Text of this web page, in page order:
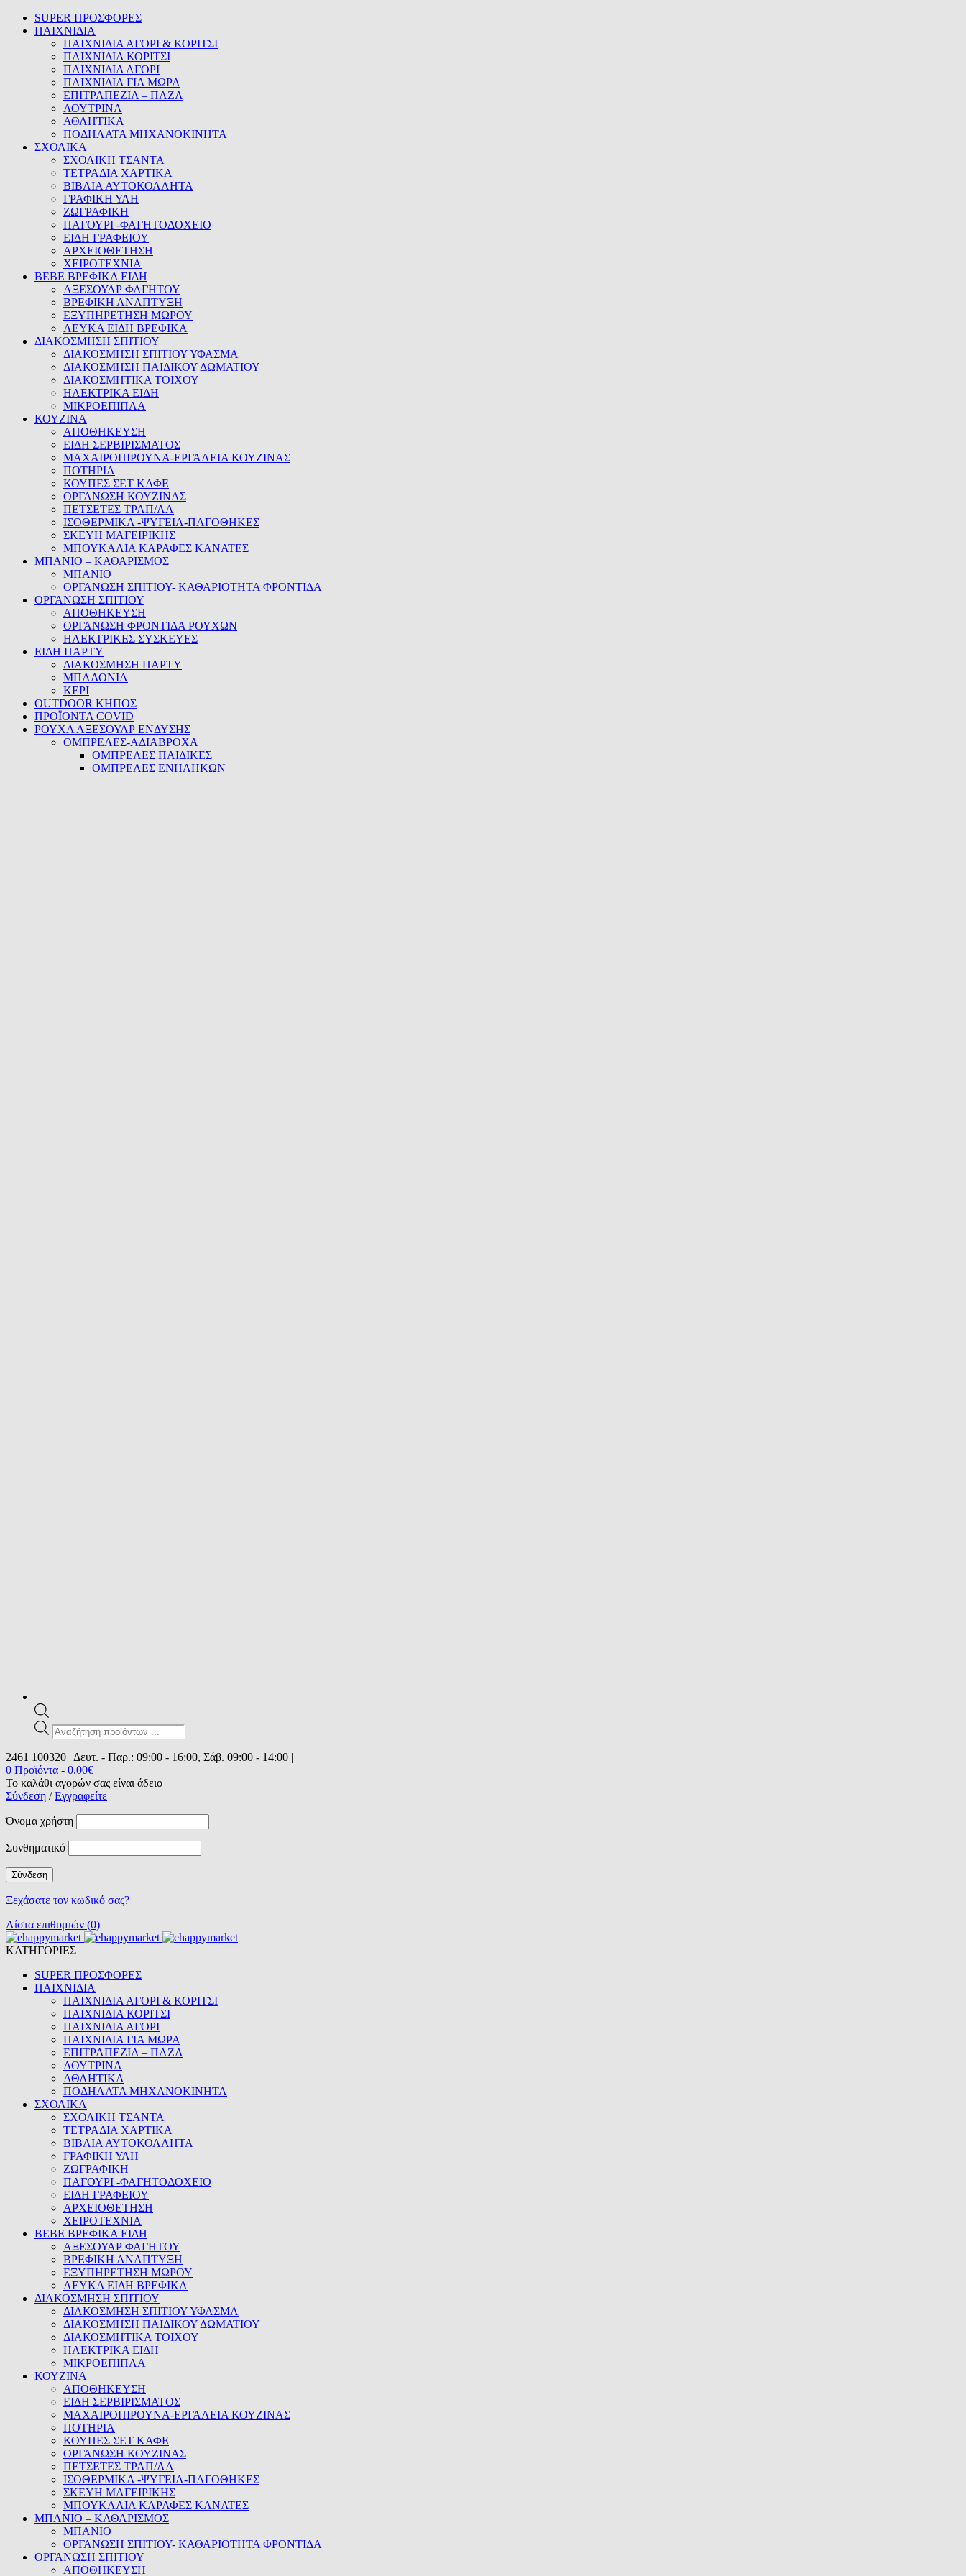
SUPER ΠΡΟΣΦΟΡΕΣ
ΠΑΙΧΝΙΔΙΑ
ΠΑΙΧΝΙΔΙΑ ΑΓΟΡΙ & ΚΟΡΙΤΣΙ
ΠΑΙΧΝΙΔΙΑ ΚΟΡΙΤΣΙ
ΠΑΙΧΝΙΔΙΑ ΑΓΟΡΙ
ΠΑΙΧΝΙΔΙΑ ΓΙΑ ΜΩΡΑ
ΕΠΙΤΡΑΠΕΖΙΑ – ΠΑΖΛ
ΛΟΥΤΡΙΝΑ
ΑΘΛΗΤΙΚΑ
ΠΟΔΗΛΑΤΑ ΜΗΧΑΝΟΚΙΝΗΤΑ
ΣΧΟΛΙΚΑ
ΣΧΟΛΙΚΗ ΤΣΑΝΤΑ
ΤΕΤΡΑΔΙΑ ΧΑΡΤΙΚΑ
ΒΙΒΛΙΑ ΑΥΤΟΚΟΛΛΗΤΑ
ΓΡΑΦΙΚΗ ΥΛΗ
ΖΩΓΡΑΦΙΚΗ
ΠΑΓΟΥΡΙ -ΦΑΓΗΤΟΔΟΧΕΙΟ
ΕΙΔΗ ΓΡΑΦΕΙΟΥ
ΑΡΧΕΙΟΘΕΤΗΣΗ
ΧΕΙΡΟΤΕΧΝΙΑ
BEBE ΒΡΕΦΙΚΑ ΕΙΔΗ
ΑΞΕΣΟΥΑΡ ΦΑΓΗΤΟΥ
ΒΡΕΦΙΚΗ ΑΝΑΠΤΥΞΗ
ΕΞΥΠΗΡΕΤΗΣΗ ΜΩΡΟΥ
ΛΕΥΚΑ ΕΙΔΗ ΒΡΕΦΙΚΑ
ΔΙΑΚΟΣΜΗΣΗ ΣΠΙΤΙΟΥ
ΔΙΑΚΟΣΜΗΣΗ ΣΠΙΤΙΟΥ ΥΦΑΣΜΑ
ΔΙΑΚΟΣΜΗΣΗ ΠΑΙΔΙΚΟΥ ΔΩΜΑΤΙΟΥ
ΔΙΑΚΟΣΜΗΤΙΚΑ ΤΟΙΧΟΥ
ΗΛΕΚΤΡΙΚΑ ΕΙΔΗ
ΜΙΚΡΟΕΠΙΠΛΑ
ΚΟΥΖΙΝΑ
ΑΠΟΘΗΚΕΥΣΗ
ΕΙΔΗ ΣΕΡΒΙΡΙΣΜΑΤΟΣ
ΜΑΧΑΙΡΟΠΙΡΟΥΝΑ-ΕΡΓΑΛΕΙΑ ΚΟΥΖΙΝΑΣ
ΠΟΤΗΡΙΑ
ΚΟΥΠΕΣ ΣΕΤ ΚΑΦΕ
ΟΡΓΑΝΩΣΗ ΚΟΥΖΙΝΑΣ
ΠΕΤΣΕΤΕΣ ΤΡΑΠ/ΛΑ
ΙΣΟΘΕΡΜΙΚΑ -ΨΥΓΕΙΑ-ΠΑΓΟΘΗΚΕΣ
ΣΚΕΥΗ ΜΑΓΕΙΡΙΚΗΣ
ΜΠΟΥΚΑΛΙΑ ΚΑΡΑΦΕΣ ΚΑΝΑΤΕΣ
ΜΠΑΝΙΟ – ΚΑΘΑΡΙΣΜΟΣ
ΜΠΑΝΙΟ
ΟΡΓΑΝΩΣΗ ΣΠΙΤΙΟΥ- ΚΑΘΑΡΙΟΤΗΤΑ ΦΡΟΝΤΙΔΑ
ΟΡΓΑΝΩΣΗ ΣΠΙΤΙΟΥ
ΑΠΟΘΗΚΕΥΣΗ
ΟΡΓΑΝΩΣΗ ΦΡΟΝΤΙΔΑ ΡΟΥΧΩΝ
ΗΛΕΚΤΡΙΚΕΣ ΣΥΣΚΕΥΕΣ
ΕΙΔΗ ΠΑΡΤΥ
ΔΙΑΚΟΣΜΗΣΗ ΠΑΡΤΥ
ΜΠΑΛΟΝΙΑ
ΚΕΡΙ
OUTDOOR ΚΗΠΟΣ
ΠΡΟΪΟΝΤΑ COVID
ΡΟΥΧΑ ΑΞΕΣΟΥΑΡ ΕΝΔΥΣΗΣ
ΟΜΠΡΕΛΕΣ-ΑΔΙΑΒΡΟΧΑ
ΟΜΠΡΕΛΕΣ ΠΑΙΔΙΚΕΣ
ΟΜΠΡΕΛΕΣ ΕΝΗΛΗΚΩΝ
Products
search
2461 100320 | Δευτ. - Παρ.: 09:00 - 16:00, Σάβ. 09:00 - 14:00 |
0 Προϊόντα - 0.00€
Το καλάθι αγορών σας είναι άδειο
Σύνδεση /Εγγραφείτε
Όνομα χρήστη
Συνθηματικό
Ξεχάσατε τον κωδικό σας?
Λίστα επιθυμιών (0)
ΚΑΤΗΓΟΡΙΕΣ
SUPER ΠΡΟΣΦΟΡΕΣ
ΠΑΙΧΝΙΔΙΑ
ΠΑΙΧΝΙΔΙΑ ΑΓΟΡΙ & ΚΟΡΙΤΣΙ
ΠΑΙΧΝΙΔΙΑ ΚΟΡΙΤΣΙ
ΠΑΙΧΝΙΔΙΑ ΑΓΟΡΙ
ΠΑΙΧΝΙΔΙΑ ΓΙΑ ΜΩΡΑ
ΕΠΙΤΡΑΠΕΖΙΑ – ΠΑΖΛ
ΛΟΥΤΡΙΝΑ
ΑΘΛΗΤΙΚΑ
ΠΟΔΗΛΑΤΑ ΜΗΧΑΝΟΚΙΝΗΤΑ
ΣΧΟΛΙΚΑ
ΣΧΟΛΙΚΗ ΤΣΑΝΤΑ
ΤΕΤΡΑΔΙΑ ΧΑΡΤΙΚΑ
ΒΙΒΛΙΑ ΑΥΤΟΚΟΛΛΗΤΑ
ΓΡΑΦΙΚΗ ΥΛΗ
ΖΩΓΡΑΦΙΚΗ
ΠΑΓΟΥΡΙ -ΦΑΓΗΤΟΔΟΧΕΙΟ
ΕΙΔΗ ΓΡΑΦΕΙΟΥ
ΑΡΧΕΙΟΘΕΤΗΣΗ
ΧΕΙΡΟΤΕΧΝΙΑ
BEBE ΒΡΕΦΙΚΑ ΕΙΔΗ
ΑΞΕΣΟΥΑΡ ΦΑΓΗΤΟΥ
ΒΡΕΦΙΚΗ ΑΝΑΠΤΥΞΗ
ΕΞΥΠΗΡΕΤΗΣΗ ΜΩΡΟΥ
ΛΕΥΚΑ ΕΙΔΗ ΒΡΕΦΙΚΑ
ΔΙΑΚΟΣΜΗΣΗ ΣΠΙΤΙΟΥ
ΔΙΑΚΟΣΜΗΣΗ ΣΠΙΤΙΟΥ ΥΦΑΣΜΑ
ΔΙΑΚΟΣΜΗΣΗ ΠΑΙΔΙΚΟΥ ΔΩΜΑΤΙΟΥ
ΔΙΑΚΟΣΜΗΤΙΚΑ ΤΟΙΧΟΥ
ΗΛΕΚΤΡΙΚΑ ΕΙΔΗ
ΜΙΚΡΟΕΠΙΠΛΑ
ΚΟΥΖΙΝΑ
ΑΠΟΘΗΚΕΥΣΗ
ΕΙΔΗ ΣΕΡΒΙΡΙΣΜΑΤΟΣ
ΜΑΧΑΙΡΟΠΙΡΟΥΝΑ-ΕΡΓΑΛΕΙΑ ΚΟΥΖΙΝΑΣ
ΠΟΤΗΡΙΑ
ΚΟΥΠΕΣ ΣΕΤ ΚΑΦΕ
ΟΡΓΑΝΩΣΗ ΚΟΥΖΙΝΑΣ
ΠΕΤΣΕΤΕΣ ΤΡΑΠ/ΛΑ
ΙΣΟΘΕΡΜΙΚΑ -ΨΥΓΕΙΑ-ΠΑΓΟΘΗΚΕΣ
ΣΚΕΥΗ ΜΑΓΕΙΡΙΚΗΣ
ΜΠΟΥΚΑΛΙΑ ΚΑΡΑΦΕΣ ΚΑΝΑΤΕΣ
ΜΠΑΝΙΟ – ΚΑΘΑΡΙΣΜΟΣ
ΜΠΑΝΙΟ
ΟΡΓΑΝΩΣΗ ΣΠΙΤΙΟΥ- ΚΑΘΑΡΙΟΤΗΤΑ ΦΡΟΝΤΙΔΑ
ΟΡΓΑΝΩΣΗ ΣΠΙΤΙΟΥ
ΑΠΟΘΗΚΕΥΣΗ